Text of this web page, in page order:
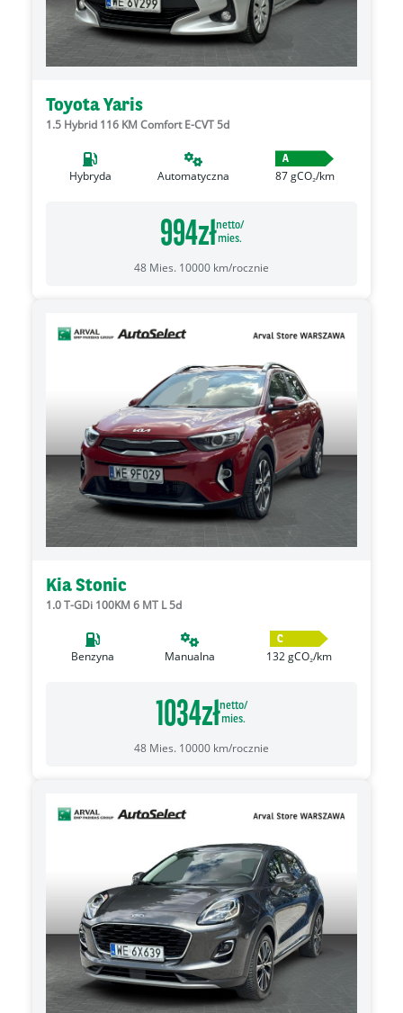
Toyota Yaris
1.5 Hybrid 116 KM Comfort E-CVT 5d
Hybryda Automatyczna
A
87gCO₂/km
994złnetto/
mies.
48 Mies. 10000 km/rocznie
Kia Stonic
1.0 T-GDi 100KM 6 MT L 5d
Benzyna Manualna
C
132gCO₂/km
1034złnetto/
mies.
48 Mies. 10000 km/rocznie